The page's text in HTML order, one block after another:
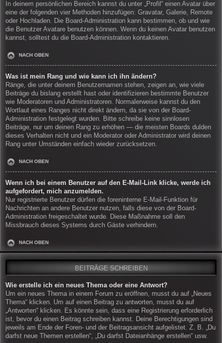
In deinem persönlichen Bereich kannst du unter „Profil“ einen Avatar über
eine der folgenden vier Methoden hinzufügen: Gravatar, Galerie, Remote
oder Hochladen. Die Board-Administration kann bestimmen, ob und wie
die Benutzer Avatare benutzen können. Wenn du keinen Avatar benutzen
kannst, solltest du die Board-Administration kontaktieren.
NACH OBEN
Was ist mein Rang und wie kann ich ihn ändern?
Ränge, die unter deinem Benutzernamen stehen, zeigen an, wie viele
Beiträge du bislang erstellt hast oder identifizieren bestimmte Benutzer
wie Moderatoren und Administratoren. Normalerweise kannst du den
Wortlaut eines Ranges nicht direkt ändern, da sie von der Board-
Administration festgelegt wurden. Bitte schreibe keine sinnlosen
Beiträge, nur um deinen Rang zu erhöhen — die meisten Boards dulden
dieses Verhalten nicht und ein Moderator oder Administrator wird deinen
Rang unter Umständen einfach wieder zurücksetzen.
NACH OBEN
Wenn ich bei einem Benutzer auf den E-Mail-Link klicke, werde ich
aufgefordert, mich anzumelden.
Nur registrierte Benutzer dürfen die foreninterne E-Mail-Funktion für
Nachrichten an andere Benutzer nutzen, falls diese von der Board-
Administration freigeschaltet wurde. Diese Maßnahme soll den
Missbrauch dieses Systems durch Gäste verhindern.
NACH OBEN
BEITRÄGE SCHREIBEN
Wie erstelle ich ein neues Thema oder eine Antwort?
Um ein neues Thema in einem Forum zu eröffnen, musst du auf „Neues
Thema“ klicken. Um auf einen Beitrag zu antworten, musst du auf
„Antworten“ klicken. Es könnte sein, dass eine Registrierung erforderlich
ist, bevor du einen Beitrag schreiben kannst. Deine Berechtigungen sind
jeweils am Ende der Foren- und der Beitragsansicht aufgelistet. Z. B. „Du
darfst neue Themen erstellen“, „Du darfst Dateianhänge erstellen“ usw.